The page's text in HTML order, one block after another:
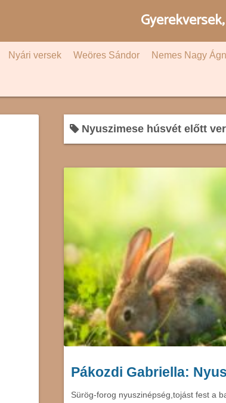
Nyári versek Weöres Sándor Nemes Nagy
Nyuszimese húsvét előtt
Pákozdi Gabriella:
Sürög-forog nyuszinépség,tojást fest a